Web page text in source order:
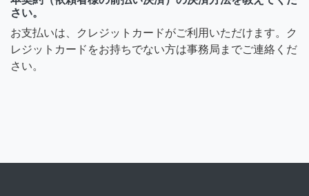
さい。
お支払いは、クレジットカードがご利用いただけます。ク
レジットカードをお持ちでない方は事務局までご連絡くだ
さい。